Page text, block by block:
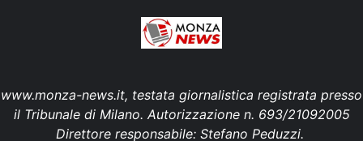
www.monza-news.it, testata giornalistica registrata presso
il Tribunale di Milano. Autorizzazione n. 693/21092005
Direttore responsabile: Stefano Peduzzi.